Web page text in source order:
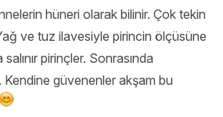
hüneri olarak bilinir. Çok tekin
ve tuz ilavesiyle pirincin ölçüsüne
pirinçler. Sonrasında
Kendine güvenenler akşam bu